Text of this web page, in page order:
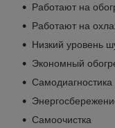
Работают на
Работают на
Низкий уровень
Экономный
Самодиагностика
Самоочистка